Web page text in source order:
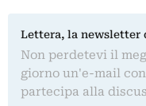
Lettera, la newsletter
Non perdetevi il
giorno un'e-mail
partecipa alla